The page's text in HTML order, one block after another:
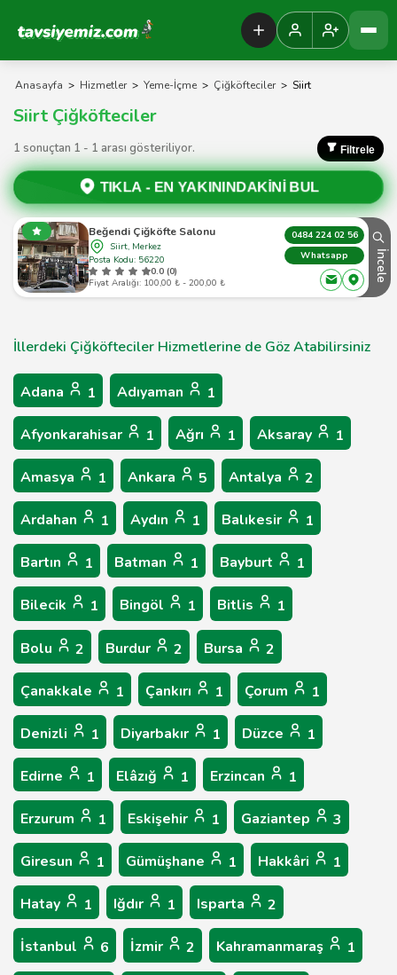
Tavsiyemiz Anasayfa
Anasayfa > Hizmetler > Yeme-İçme > Çiğköfteciler > Siirt
Siirt Çiğköfteciler
1 sonuçtan 1 - 1 arası gösteriliyor. Filtrele
TIKLA - EN YAKININDAKİNİ BUL
Beğendi Çiğköfte Salonu
Siirt, Merkez
Posta Kodu: 56220
0.0 (0)
Fiyat Aralığı: 100,00 ₺ - 200,00 ₺
0484 224 02 56
Whatsapp
İncele
İllerdeki Çiğköfteciler Hizmetlerine de Göz Atabilirsiniz
Adana 1 Adıyaman 1
Afyonkarahisar 1 Ağrı 1 Aksaray 1
Amasya 1 Ankara 5 Antalya 2
Ardahan 1 Aydın 1 Balıkesir 1
Bartın 1 Batman 1 Bayburt 1
Bilecik 1 Bingöl 1 Bitlis 1
Bolu 2 Burdur 2 Bursa 2
Çanakkale 1 Çankırı 1 Çorum 1
Denizli 1 Diyarbakır 1 Düzce 1
Edirne 1 Elâzığ 1 Erzincan 1
Erzurum 1 Eskişehir 1 Gaziantep 3
Giresun 1 Gümüşhane 1 Hakkâri 1
Hatay 1 Iğdır 1 Isparta 2
İstanbul 6 İzmir 2 Kahramanmaraş 1